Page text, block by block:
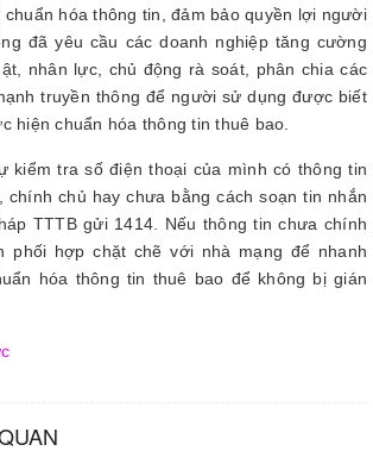
hóa thông tin, đảm bảo quyền lợi người
đã yêu cầu các doanh nghiệp tăng cường
nhân lực, chủ động rà soát, phân chia các
truyền thông để người sử dụng được biết
hiện chuẩn hóa thông tin thuê bao.
kiểm tra số điện thoại của mình có thông tin
chính chủ hay chưa bằng cách soạn tin nhắn
TTTB gửi 1414. Nếu thông tin chưa chính
phối hợp chặt chẽ với nhà mạng để nhanh
hóa thông tin thuê bao để không bị gián